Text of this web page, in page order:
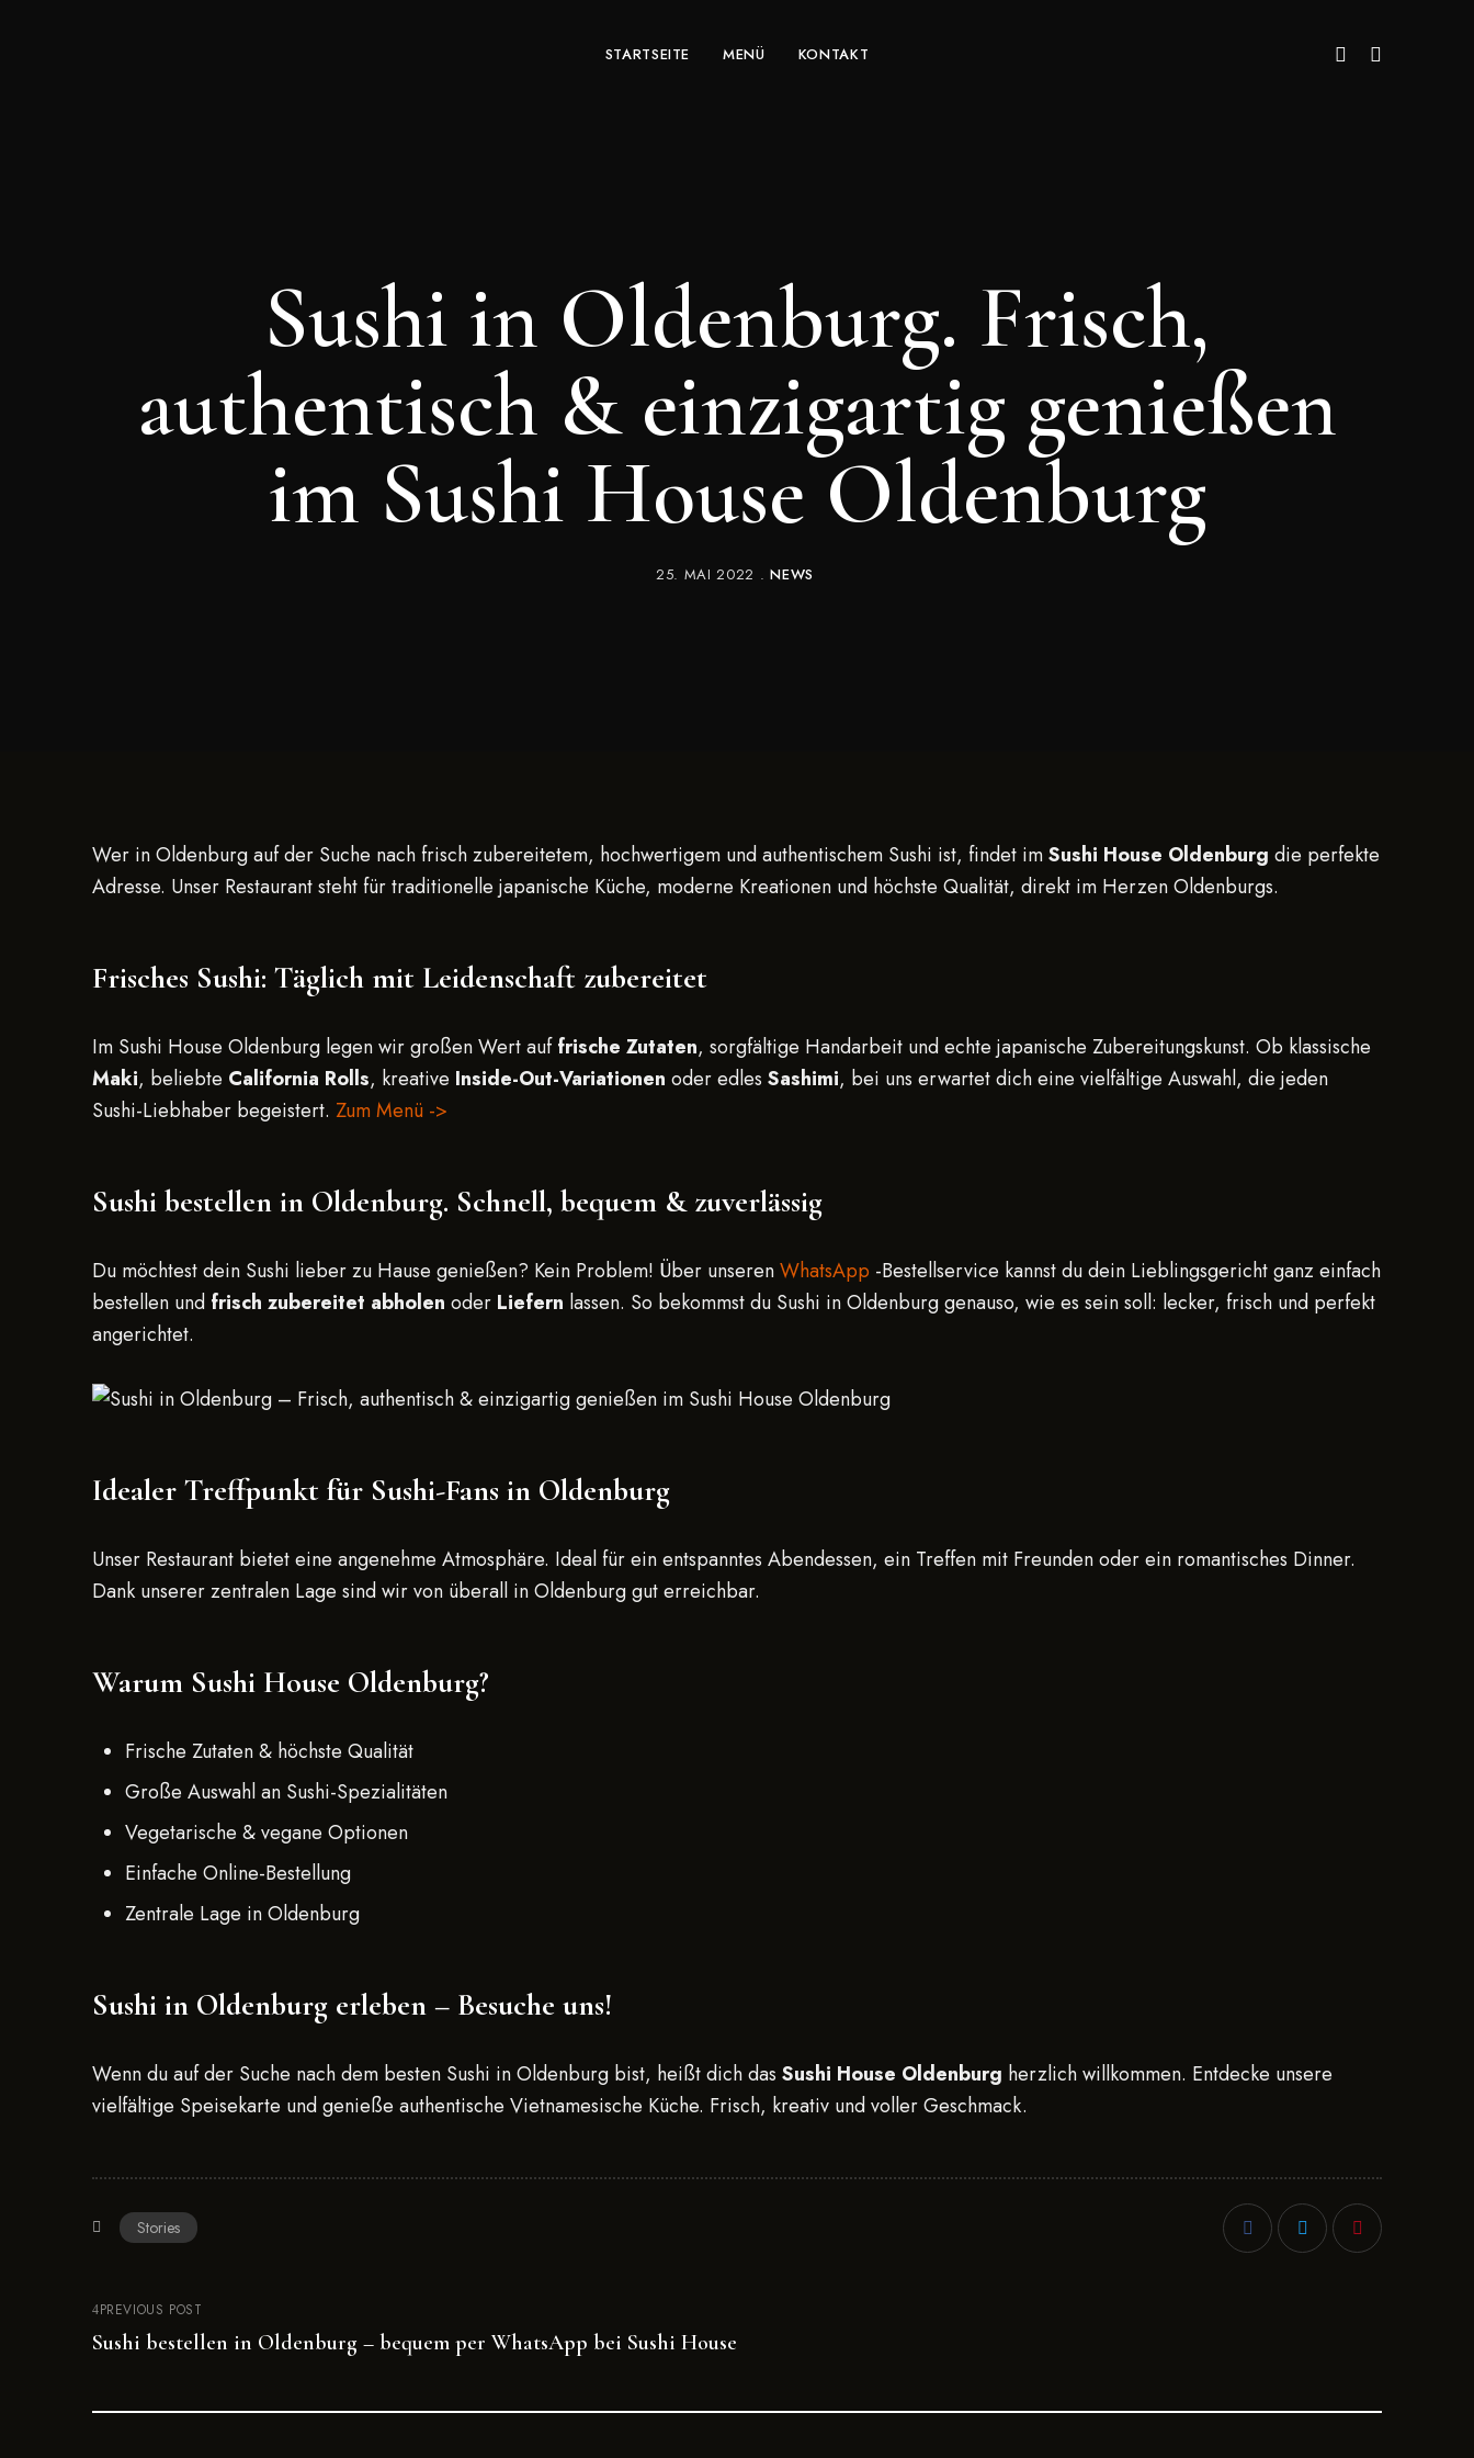
STARTSEITE MENÜ KONTAKT
Sushi in Oldenburg. Frisch,
authentisch & einzigartig genießen
im Sushi House Oldenburg
25. MAI 2022 NEWS
Wer in Oldenburg auf der Suche nach frisch zubereitetem, hochwertigem und authentischem Sushi ist, findet imSushi House Oldenburg die perfekte
Adresse. Unser Restaurant steht für traditionelle japanische Küche, moderne Kreationen und höchste Qualität, direkt im Herzen Oldenburgs.
Frisches Sushi: Täglich mit Leidenschaft zubereitet
Im Sushi House Oldenburg legen wir großen Wert auffrische Zutaten, sorgfältige Handarbeit und echte japanische Zubereitungskunst. Ob klassische
Maki, beliebte California Rolls, kreative Inside-Out-Variationen oder edles Sashimi, bei uns erwartet dich eine vielfältige Auswahl, die jeden
Sushi-Liebhaber begeistert. Zum Menü ->
Sushi bestellen in Oldenburg. Schnell, bequem & zuverlässig
Du möchtest dein Sushi lieber zu Hause genießen? Kein Problem! Über unserenWhatsApp -Bestellservice kannst du dein Lieblingsgericht ganz einfach
bestellen und frisch zubereitet abholen oder Liefern lassen. So bekommst du Sushi in Oldenburg genauso, wie es sein soll: lecker, frisch und perfekt
angerichtet.
Idealer Treffpunkt für Sushi-Fans in Oldenburg
Unser Restaurant bietet eine angenehme Atmosphäre. Ideal für ein entspanntes Abendessen, ein Treffen mit Freunden oder ein romantisches Dinner.
Dank unserer zentralen Lage sind wir von überall in Oldenburg gut erreichbar.
Warum Sushi House Oldenburg?
Frische Zutaten & höchste Qualität
Große Auswahl an Sushi-Spezialitäten
Vegetarische & vegane Optionen
Einfache Online-Bestellung
Zentrale Lage in Oldenburg
Sushi in Oldenburg erleben – Besuche uns!
Wenn du auf der Suche nach dem besten Sushi in Oldenburg bist, heißt dich das Sushi House Oldenburg herzlich willkommen. Entdecke unsere
vielfältige Speisekarte und genieße authentische Vietnamesische Küche. Frisch, kreativ und voller Geschmack.
Stories
PREVIOUS POST
Sushi bestellen in Oldenburg – bequem per WhatsApp bei Sushi House